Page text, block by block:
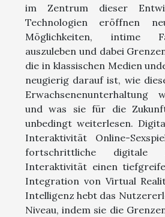
im Zentrum dieser
Technologien eröffnen
Möglichkeiten, intime
auszuleben und dabei
die in klassischen Medien
neugierig darauf ist, wie
Erwachsenenunterhaltung
und was sie für die
unbedingt weiterlesen.
Interaktivität Online-
fortschrittliche digitale
Interaktivität einen
Integration von Virtual
Intelligenz hebt das
Niveau, indem sie die